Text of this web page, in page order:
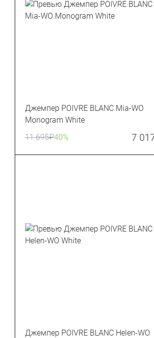
Джемпер POIVRE BLANC Mia-WO
Monogram White
11 695₽40% 7
Джемпер POIVRE BLANC Helen-WO